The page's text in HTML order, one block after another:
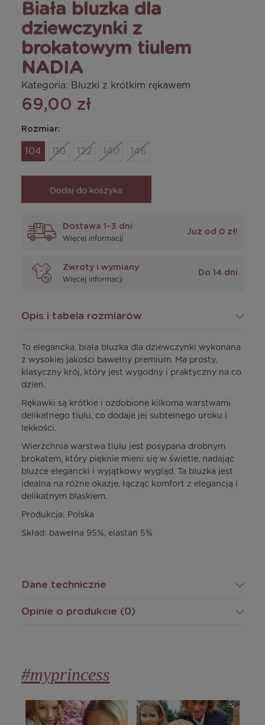
Biała bluzka dla
dziewczynki z
brokatowym tiulem
NADIA
Kategoria: Bluzki z krótkim rękawem
69,00 zł
Rozmiar:
104 110 122 140 146
Dodaj do koszyka
Dostawa 1–3 dni
Więcej informacji
Już od 0 zł!
Zwroty i wymiany
Więcej informacji
Do 14 dni
Opis i tabela rozmiarów
To elegancka, biała bluzka dla dziewczynki wykonana
z wysokiej jakości bawełny premium. Ma prosty,
klasyczny krój, który jest wygodny i praktyczny na co
dzień.
Rękawki są krótkie i ozdobione kilkoma warstwami
delikatnego tiulu, co dodaje jej subtelnego uroku i
lekkości.
Wierzchnia warstwa tiulu jest posypana drobnym
brokatem, który pięknie mieni się w świetle, nadając
bluzce elegancki i wyjątkowy wygląd. Ta bluzka jest
idealna na różne okazje, łącząc komfort z elegancją i
delikatnym blaskiem.
Produkcja: Polska
Skład: bawełna 95%, elastan 5%
Dane techniczne
Opinie o produkcie (0)
#myprincess